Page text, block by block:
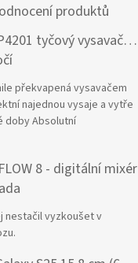
produktů
Concept VP4201 tyčový vysavač / elektrický smeták Tyčový vysavač 2 v 1 AC Suché a mokré Bezsáčkové 0,6 l 90 W Černá, Stříbrná
je 5 z 5 hvězdiček.
překvapená vysavačem
najednou vysaje a vytře
doby Absolutní
8 - digitální mixér
je 5 z 5 hvězdiček.
nestačil vyzkoušet v